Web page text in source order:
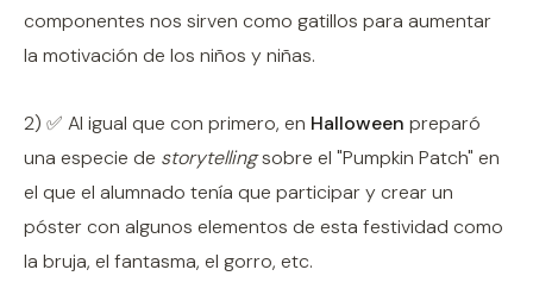
componentes nos sirven como gatillos para aumentar
la motivación de los niños y niñas.
2) ✅ Al igual que con primero, en Halloween preparó
una especie de storytellingsobre el "Pumpkin Patch" en
el que el alumnado tenía que participar y crear un
póster con algunos elementos de esta festividad como
la bruja, el fantasma, el gorro, etc.